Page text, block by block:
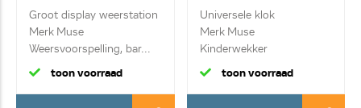
Groot display weerstation
Merk Muse
Weersvoorspelling, bar...
toon voorraad
Universele klok
Merk Muse
Kinderwekker
toon voorraad